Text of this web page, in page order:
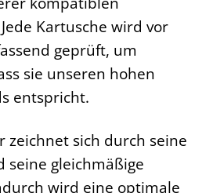
Kartusche wird vor
geprüft, um
sie unseren hohen
entspricht.
zeichnet sich durch seine
seine gleichmäßige
wird eine optimale